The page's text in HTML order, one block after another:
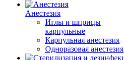
Анестезия
Иглы и шприцы
карпульные
Карпульная анестезия
Одноразовая анестезия